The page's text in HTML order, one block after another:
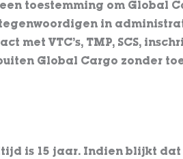
toestemming om Global
in
met VTC’s, TMP, SCS,
Global Cargo zonder
is 15 jaar. Indien blijkt